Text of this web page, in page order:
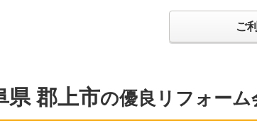
ご
県 郡上市の優良リフォーム